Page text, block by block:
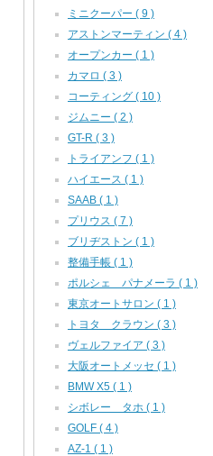
ミニクーパー ( 9 )
アストンマーティン ( 4 )
オープンカー ( 1 )
カマロ ( 3 )
コーティング ( 10 )
ジムニー ( 2 )
GT-R ( 3 )
トライアンフ ( 1 )
ハイエース ( 1 )
SAAB ( 1 )
プリウス ( 7 )
ブリヂストン ( 1 )
整備手帳 ( 1 )
ポルシェ パナメーラ ( 1 )
東京オートサロン ( 1 )
トヨタ クラウン ( 3 )
ヴェルファイア ( 3 )
大阪オートメッセ ( 1 )
BMW X5 ( 1 )
シボレー タホ ( 1 )
GOLF ( 4 )
AZ-1 ( 1 )